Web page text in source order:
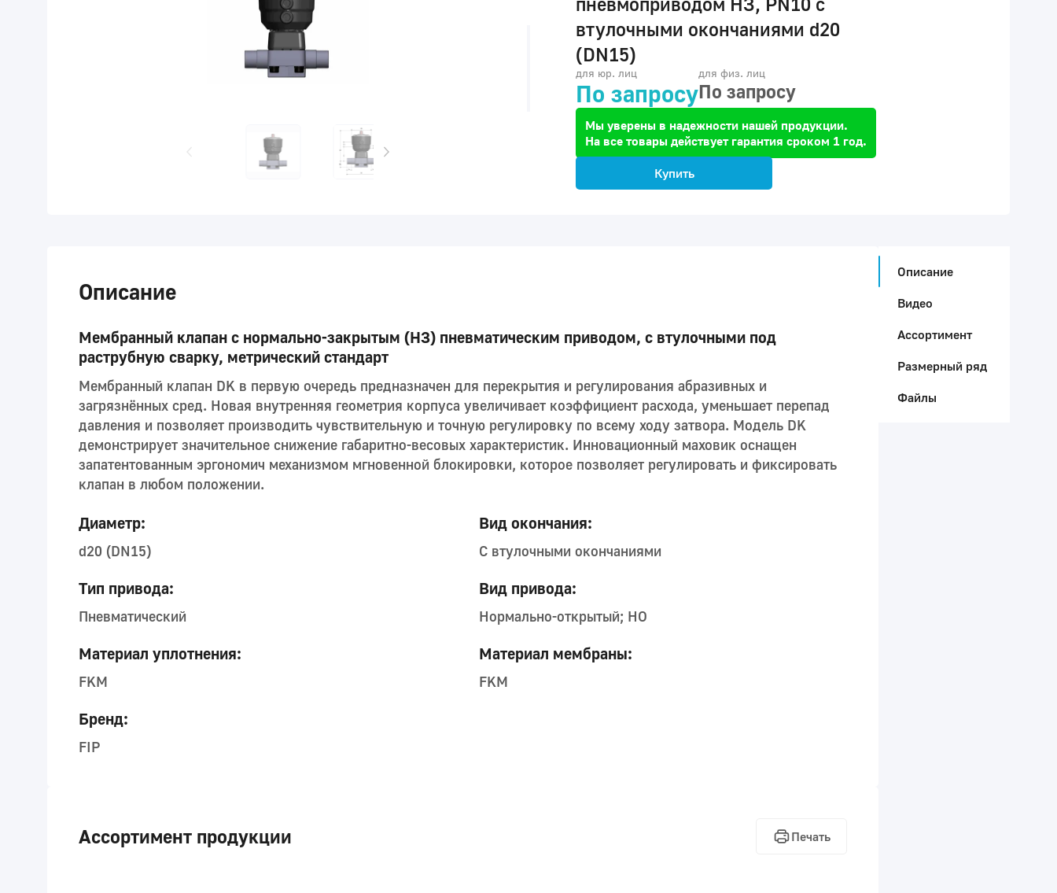
втулочными окончаниями d20
(DN15)
для юр. лиц
По запросу
для физ. лиц
По запросу
Мы уверены в надежности нашей продукции.
На все товары действует гарантия сроком 1 год.
Купить
Описание
Мембранный клапан с нормально-закрытым (НЗ) пневматическим приводом, с втулочными под
раструбную сварку, метрический стандарт
Мембранный клапан DK в первую очередь предназначен для перекрытия и регулирования абразивных и
загрязнённых сред. Новая внутренняя геометрия корпуса увеличивает коэффициент расхода, уменьшает перепад
давления и позволяет производить чувствительную и точную регулировку по всему ходу затвора. Модель DK
демонстрирует значительное снижение габаритно-весовых характеристик. Инновационный маховик оснащен
запатентованным эргономич механизмом мгновенной блокировки, которое позволяет регулировать и фиксировать
клапан в любом положении.
Диаметр:
d20 (DN15)
Вид окончания:
С втулочными окончаниями
Тип привода:
Пневматический
Вид привода:
Нормально-открытый; НО
Материал уплотнения:
FKM
Материал мембраны:
FKM
Бренд:
FIP
Ассортимент продукции Печать
Описание
Видео
Ассортимент
Размерный ряд
Файлы